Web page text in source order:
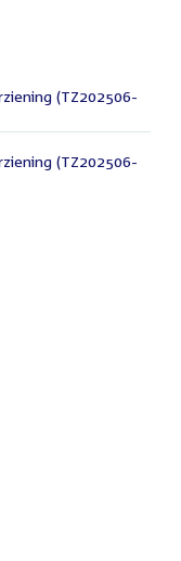
(TZ202506-
(TZ202506-